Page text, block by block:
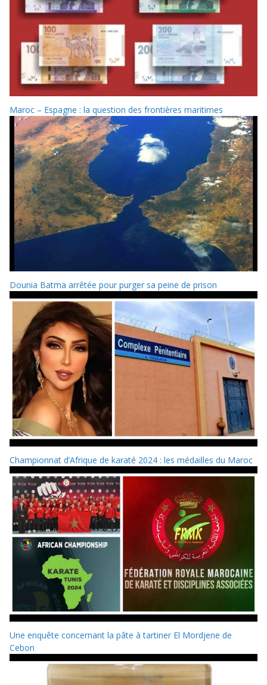
Maroc – Espagne : la question des frontières maritimes
Dounia Batma arrêtée pour purger sa peine de prison
Championnat d’Afrique de karaté 2024 : les médailles du Maroc
Une enquête concernant la pâte à tartiner El Mordjene de
Cebon